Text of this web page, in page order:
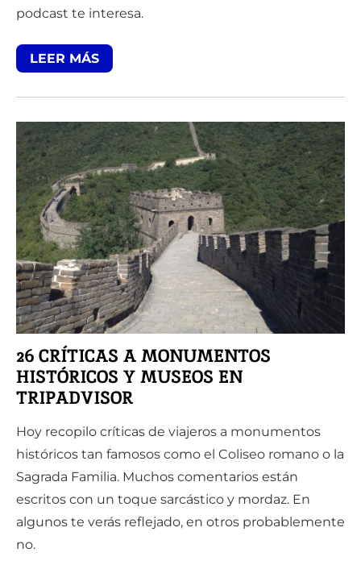
podcast te interesa.
LEER MÁS
26 CRÍTICAS A MONUMENTOS
HISTÓRICOS Y MUSEOS EN
TRIPADVISOR
Hoy recopilo críticas de viajeros a monumentos
históricos tan famosos como el Coliseo romano o la
Sagrada Familia. Muchos comentarios están
escritos con un toque sarcástico y mordaz. En
algunos te verás reflejado, en otros probablemente
no.